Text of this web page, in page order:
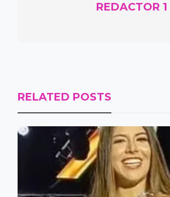
REDACTOR 1
RELATED POSTS